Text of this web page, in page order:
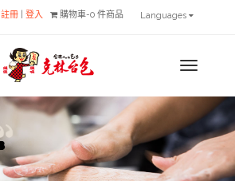
註冊 登入 購物車-0 件商品 Languages
MENU